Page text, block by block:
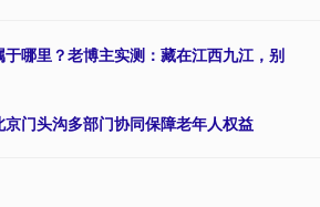
哪里？老博主实测：藏在江西九江，别
门头沟多部门协同保障老年人权益